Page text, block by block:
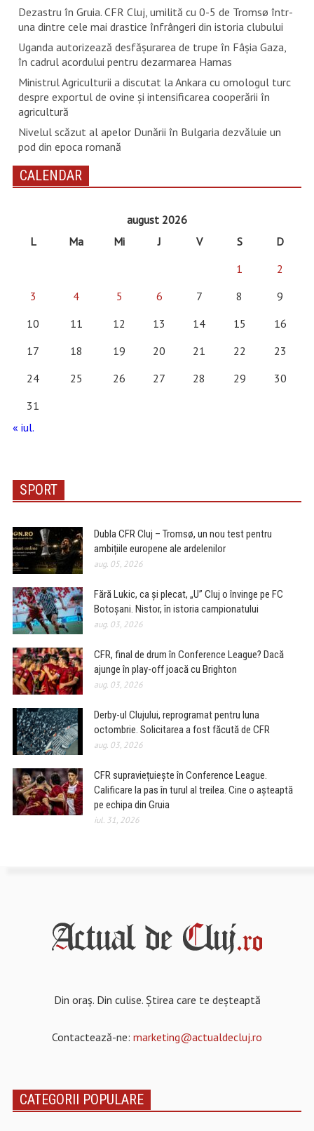
Dezastru în Gruia. CFR Cluj, umilită cu 0-5 de Tromsø într-
una dintre cele mai drastice înfrângeri din istoria clubului
Uganda autorizează desfăşurarea de trupe în Fâşia Gaza,
în cadrul acordului pentru dezarmarea Hamas
Ministrul Agriculturii a discutat la Ankara cu omologul turc
despre exportul de ovine și intensificarea cooperării în
agricultură
Nivelul scăzut al apelor Dunării în Bulgaria dezvăluie un
pod din epoca romană
CALENDAR
august 2026
L
Ma Mi J V S
D
1
2
3
4 5 6 7 8
9
10
11 12 13 14 15
16
17
18 19 20 21 22
23
24
25 26 27 28 29
30
31
« iul.
SPORT
Dubla CFR Cluj – Tromsø, un nou test pentru
ambițiile europene ale ardelenilor
aug. 05, 2026
Fără Lukic, ca și plecat, „U” Cluj o învinge pe FC
Botoșani. Nistor, în istoria campionatului
aug. 03, 2026
CFR, final de drum în Conference League? Dacă
ajunge în play-off joacă cu Brighton
aug. 03, 2026
Derby-ul Clujului, reprogramat pentru luna
octombrie. Solicitarea a fost făcută de CFR
aug. 03, 2026
CFR supraviețuiește în Conference League.
Calificare la pas în turul al treilea. Cine o așteaptă
pe echipa din Gruia
iul. 31, 2026
Din oraș. Din culise. Știrea care te deșteaptă
Contactează-ne: marketing@actualdecluj.ro
CATEGORII POPULARE